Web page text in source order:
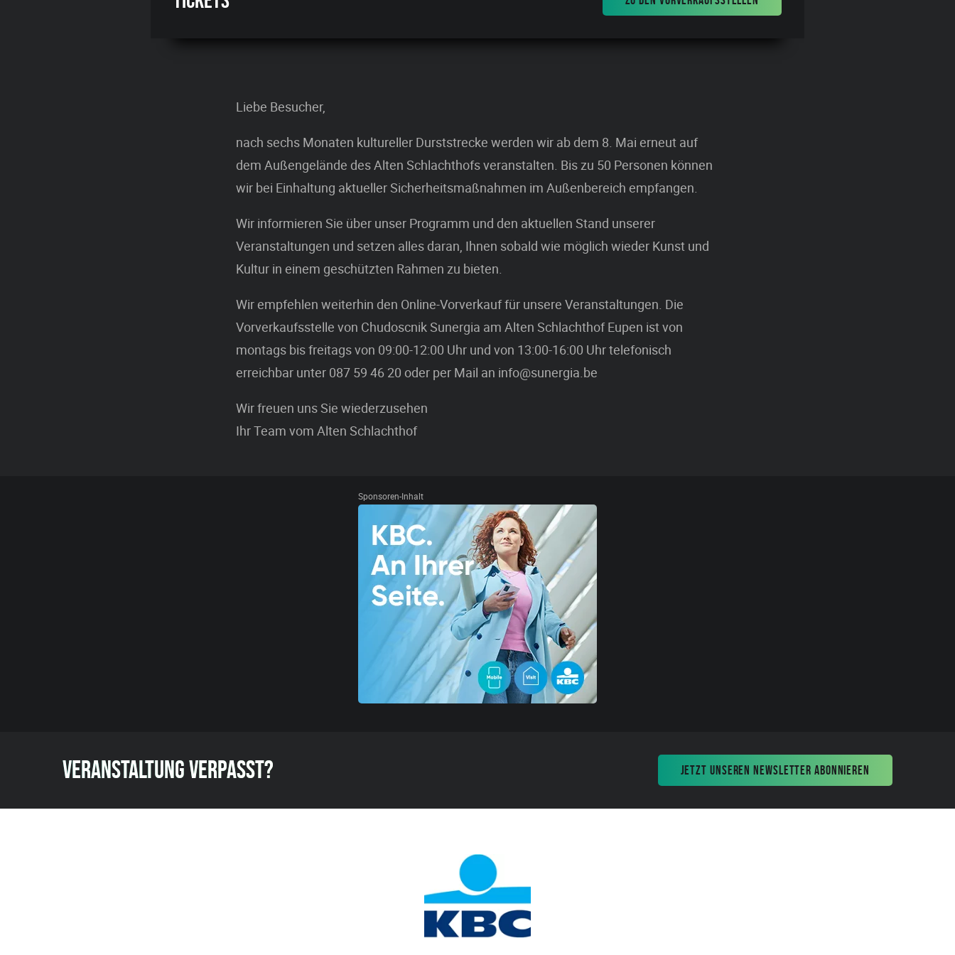
Liebe Besucher,
nach sechs Monaten kultureller Durststrecke werden wir ab dem 8. Mai erneut auf
dem Außengelände des Alten Schlachthofs veranstalten. Bis zu 50 Personen können
wir bei Einhaltung aktueller Sicherheitsmaßnahmen im Außenbereich empfangen.
Wir informieren Sie über unser Programm und den aktuellen Stand unserer
Veranstaltungen und setzen alles daran, Ihnen sobald wie möglich wieder Kunst und
Kultur in einem geschützten Rahmen zu bieten.
Wir empfehlen weiterhin den Online-Vorverkauf für unsere Veranstaltungen. Die
Vorverkaufsstelle von Chudoscnik Sunergia am Alten Schlachthof Eupen ist von
montags bis freitags von 09:00-12:00 Uhr und von 13:00-16:00 Uhr telefonisch
erreichbar unter 087 59 46 20 oder per Mail an info@sunergia.be
Wir freuen uns Sie wiederzusehen
Ihr Team vom Alten Schlachthof
Sponsoren-Inhalt
VERANSTALTUNG VERPASST? JETZT UNSEREN NEWSLETTER ABONNIEREN